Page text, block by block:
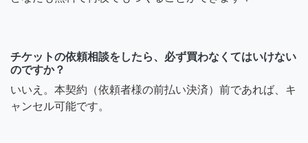
チケットの依頼相談をしたら、必ず買わなくてはいけない
のですか？
いいえ。本契約（依頼者様の前払い決済）前であれば、キ
ャンセル可能です。